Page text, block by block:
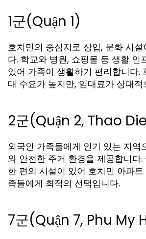
1군(Quận 1)
호치민의 중심지로 상업, 문화 시
다. 학교와 병원, 쇼핑몰 등 생활 인
있어 가족이 생활하기 편리합니다.
대 수요가 높지만, 임대료가 상대
2군(Quận 2, Thao
외국인 가족들에게 인기 있는 지역
와 안전한 주거 환경을 제공합니다
한 편의 시설이 있어 호치민 아파트
족들에게 최적의 선택입니다.
7군(Quận 7, Phu My